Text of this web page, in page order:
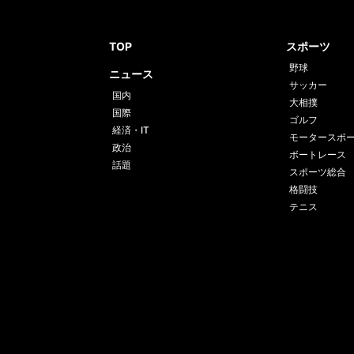
TOP
ニュース
国内
国際
経済・IT
政治
話題
スポーツ
野球
サッカー
大相撲
ゴルフ
モータースポ
ボートレース
スポーツ総合
格闘技
テニス